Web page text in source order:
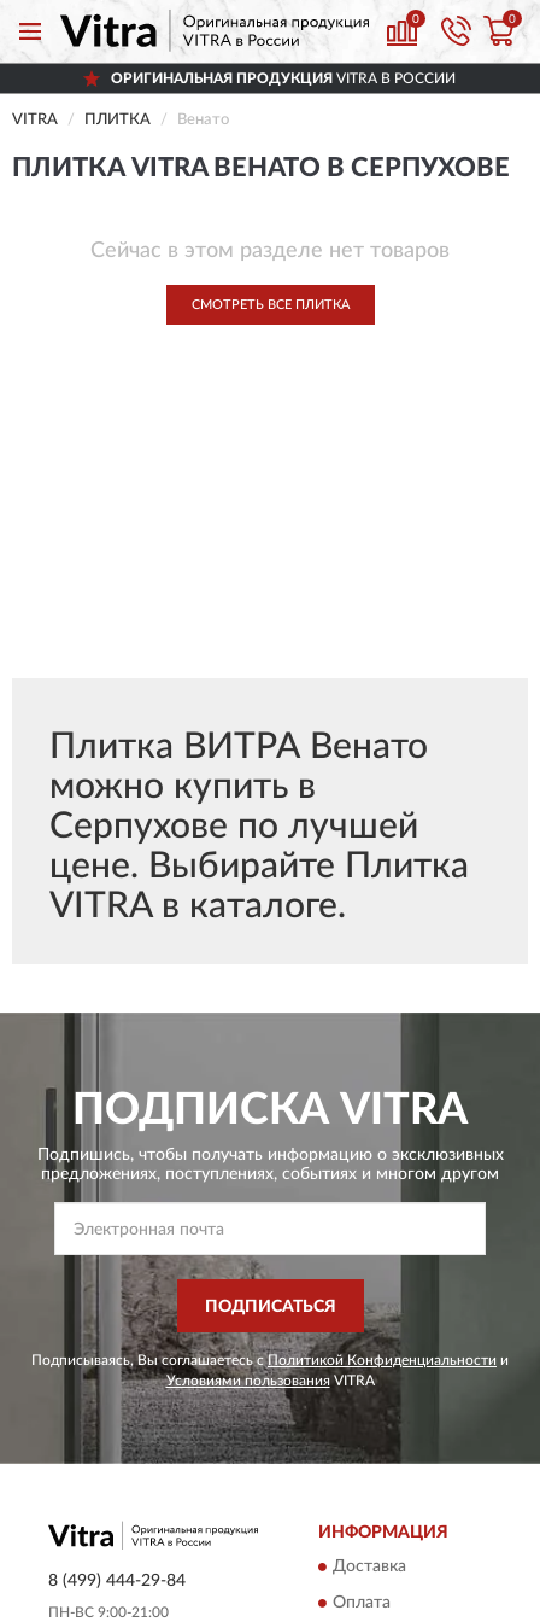
0 0
ОРИГИНАЛЬНАЯ ПРОДУКЦИЯ VITRA В РОССИИ
VITRA ПЛИТКА Венато
ПЛИТКА VITRA ВЕНАТО В СЕРПУХОВЕ
Сейчас в этом разделе нет товаров
СМОТРЕТЬ ВСЕ ПЛИТКА
Плитка ВИТРА Венато
можно купить в
Серпухове по лучшей
цене. Выбирайте Плитка
VITRA в каталоге.
ПОДПИСКА VITRA
Подпишись, чтобы получать информацию о эксклюзивных
предложениях, поступлениях, событиях и многом другом
ПОДПИСАТЬСЯ
Подписываясь, Вы соглашаетесь сПолитикой Конфиденциальности и
Условиями пользованияVITRA
8 (499) 444-29-84
ПН-ВС 9:00-21:00
ИНФОРМАЦИЯ
Доставка
Оплата